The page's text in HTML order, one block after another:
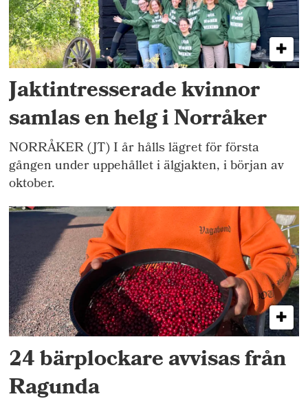
Jaktintresserade kvinnor
samlas en helg i Norråker
NORRÅKER (JT) I år hålls lägret för första
gången under uppehållet i älgjakten, i början av
oktober.
24 bärplockare avvisas från
Ragunda